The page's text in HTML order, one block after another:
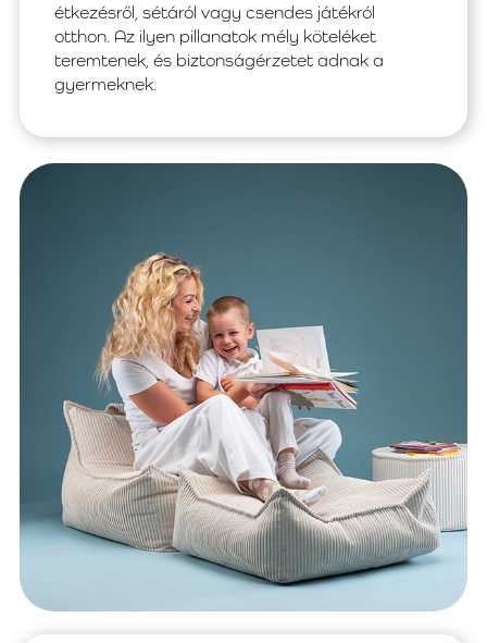
étkezésről, sétáról vagy csendes játékról
otthon. Az ilyen pillanatok mély köteléket
teremtenek, és biztonságérzetet adnak a
gyermeknek.